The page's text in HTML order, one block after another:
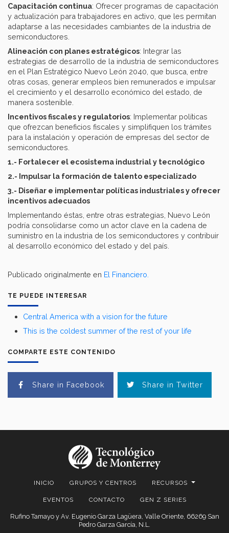
TE PUEDE INTERESAR
Central America with a vision for the future
This is the coldest summer of the rest of your life
COMPARTE ESTE CONTENIDO
Share in Facebook Share in Twitter
Capacitación continua: Ofrecer programas de capacitación
y actualización para trabajadores en activo, que les permitan
adaptarse a las necesidades cambiantes de la industria de
semiconductores.​
Alineación con planes estratégicos: Integrar las
estrategias de desarrollo de la industria de semiconductores
en el Plan Estratégico Nuevo León 2040, que busca, entre
otras cosas, generar empleos bien remunerados e impulsar
el crecimiento y el desarrollo económico del estado, de
manera sostenible.
Incentivos fiscales y regulatorios: Implementar políticas
que ofrezcan beneficios fiscales y simplifiquen los trámites
para la instalación y operación de empresas del sector de
semiconductores.​
1.- Fortalecer el ecosistema industrial y tecnológico
2.- Impulsar la formación de talento especializado
3.- Diseñar e implementar políticas industriales y ofrecer
incentivos adecuados
Implementando éstas, entre otras estrategias, Nuevo León
podría consolidarse como un actor clave en la cadena de
suministro en la industria de los semiconductores y contribuir
al desarrollo económico del estado y del país.
Publicado originalmente en El Financiero.
INICIO GRUPOS Y CENTROS RECURSOS
EVENTOS CONTACTO GEN Z SERIES
Rufino Tamayo y Av. Eugenio Garza Lagüera, Valle Oriente, 66269 San
Pedro Garza García, N.L.